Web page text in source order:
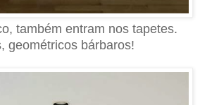
também entram nos tapetes.
geométricos bárbaros!